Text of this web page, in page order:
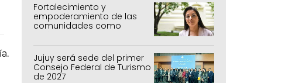
Fortalecimiento y
empoderamiento de las
comunidades como
Jujuy será sede del primer
Consejo Federal de Turismo
de 2027